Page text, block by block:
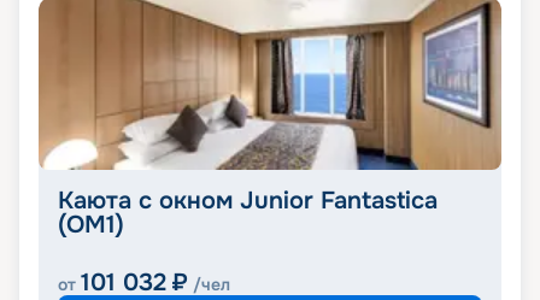
Каюта с окном Junior Fantastica
(OM1)
от 101 032 ₽ /чел